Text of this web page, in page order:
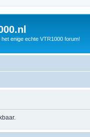
het enige echte VTR1000 forum!